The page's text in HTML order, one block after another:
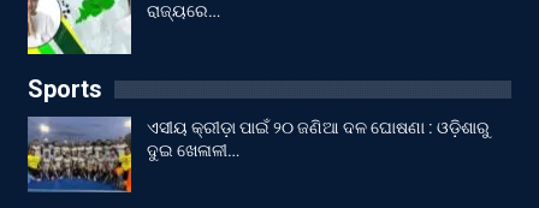
ରାଜ୍ୟରେ…
Sports
ଏସୀୟ କ୍ରୀଡ଼ା ପାଇଁ ୨୦ ଜଣିଆ ଦଳ ଘୋଷଣା : ଓଡ଼ିଶାରୁ
ଦୁଇ ଖେଳାଳୀ…